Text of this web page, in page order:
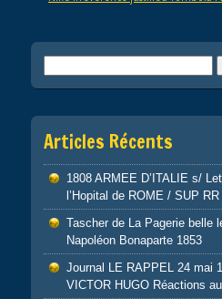
Articles Récents
1808 ARMEE D’ITALIE s/
l’Hopital de ROME / SUP RR
Tascher de La Pagerie belle
Napoléon Bonaparte 1853
Journal LE RAPPEL 24 mai
VICTOR HUGO Réactions